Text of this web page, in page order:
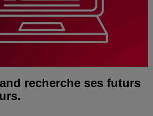
recherche ses futurs